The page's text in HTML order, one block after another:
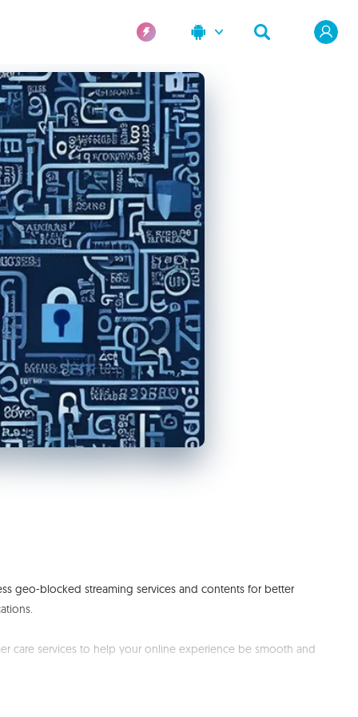
geo-blocked streaming services and contents for better
care services to help your online experience be smooth and